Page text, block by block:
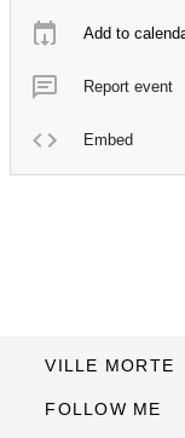
Add to
Report event
Embed
VILLE MORTE
FOLLOW ME